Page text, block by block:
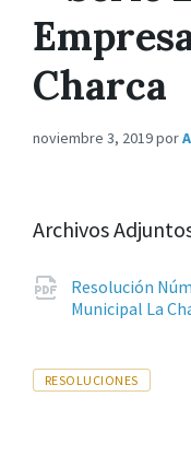
Charca
noviembre 3, 2019por
Archivos
Resolución
Municipal La
Tags
RESOLUCIONES